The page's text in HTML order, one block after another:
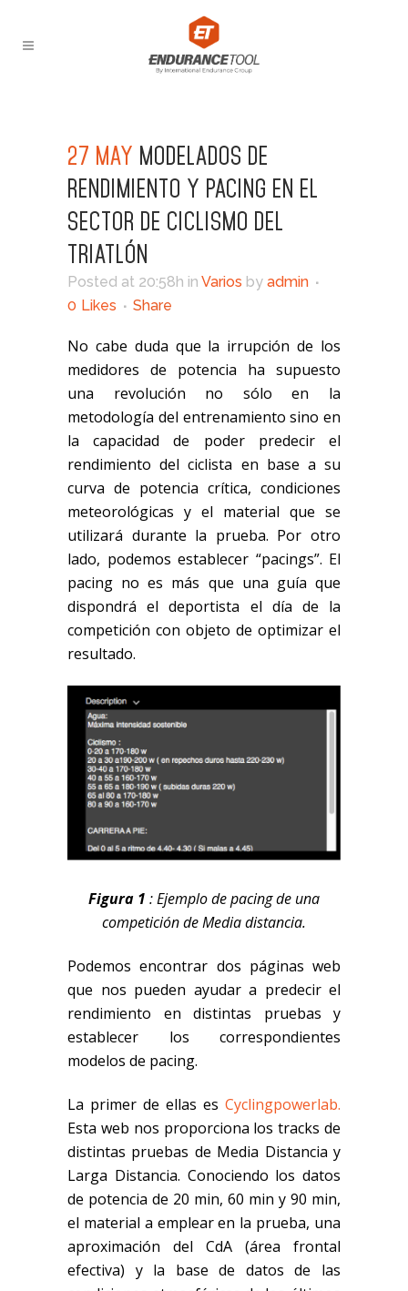
27 MAY MODELADOS DE
RENDIMIENTO Y PACING EN EL
SECTOR DE CICLISMO DEL
TRIATLÓN
Posted at 20:58h in Varios by admin
0 Likes Share
No cabe duda que la irrupción de los
medidores de potencia ha supuesto
una revolución no sólo en la
metodología del entrenamiento sino en
la capacidad de poder predecir el
rendimiento del ciclista en base a su
curva de potencia crítica, condiciones
meteorológicas y el material que se
utilizará durante la prueba. Por otro
lado, podemos establecer “pacings”. El
pacing no es más que una guía que
dispondrá el deportista el día de la
competición con objeto de optimizar el
resultado.
Figura 1 : Ejemplo de pacing de una
competición de Media distancia.
Podemos encontrar dos páginas web
que nos pueden ayudar a predecir el
rendimiento en distintas pruebas y
establecer los correspondientes
modelos de pacing.
La primer de ellas es Cyclingpowerlab.
Esta web nos proporciona los tracks de
distintas pruebas de Media Distancia y
Larga Distancia. Conociendo los datos
de potencia de 20 min, 60 min y 90 min,
el material a emplear en la prueba, una
aproximación del CdA (área frontal
efectiva) y la base de datos de las